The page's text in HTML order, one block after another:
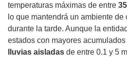
temperaturas máximas de entre
lo que mantendrá un ambiente
durante la tarde. Aunque la
estados con mayores
lluvias aisladas de entre 0.1 y 5